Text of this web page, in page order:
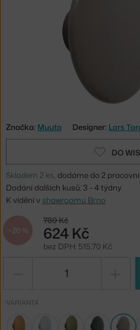
Značka: Muuto Designer: Lars
DO
Skladem 2 ks, dodáme do 2
Dodání dalších kusů: 3 - 4 týdny
K vidění v showroomu Brno
−20 %
780 Kč
624 Kč
bez DPH: 515,70 Kč
VARIANTA